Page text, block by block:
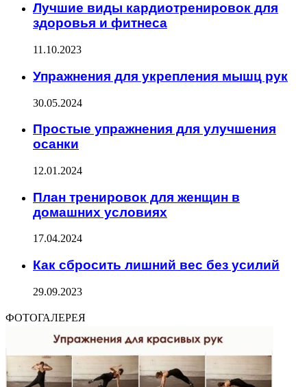
Лучшие виды кардиотренировок для
здоровья и фитнеса
11.10.2023
Упражнения для укрепления мышц рук
30.05.2024
Простые упражнения для улучшения
осанки
12.01.2024
План тренировок для женщин в
домашних условиях
17.04.2024
Как сбросить лишний вес без усилий
29.09.2023
ФОТОГАЛЕРЕЯ